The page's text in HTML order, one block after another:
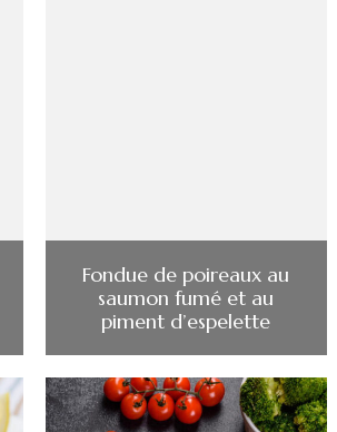
Fondue de poireaux au
saumon fumé et au
piment d’espelette